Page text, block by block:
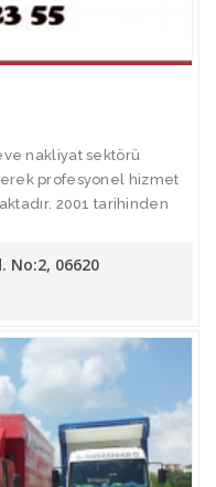
nakliyat sektörü
profesyonel hizmet
2001 tarihinden
No:2, 06620